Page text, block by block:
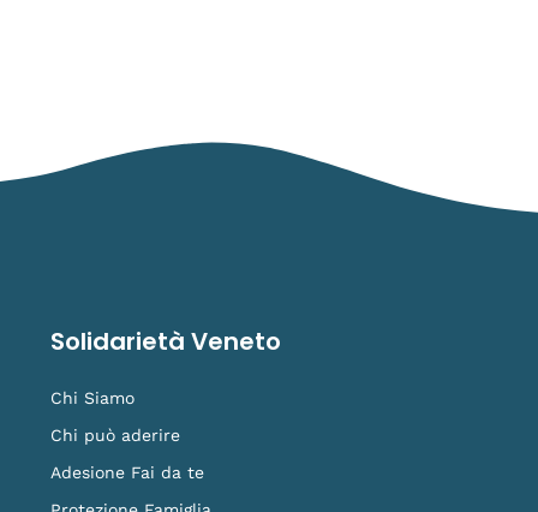
Solidarietà Veneto
Chi Siamo
Chi può aderire
Adesione Fai da te